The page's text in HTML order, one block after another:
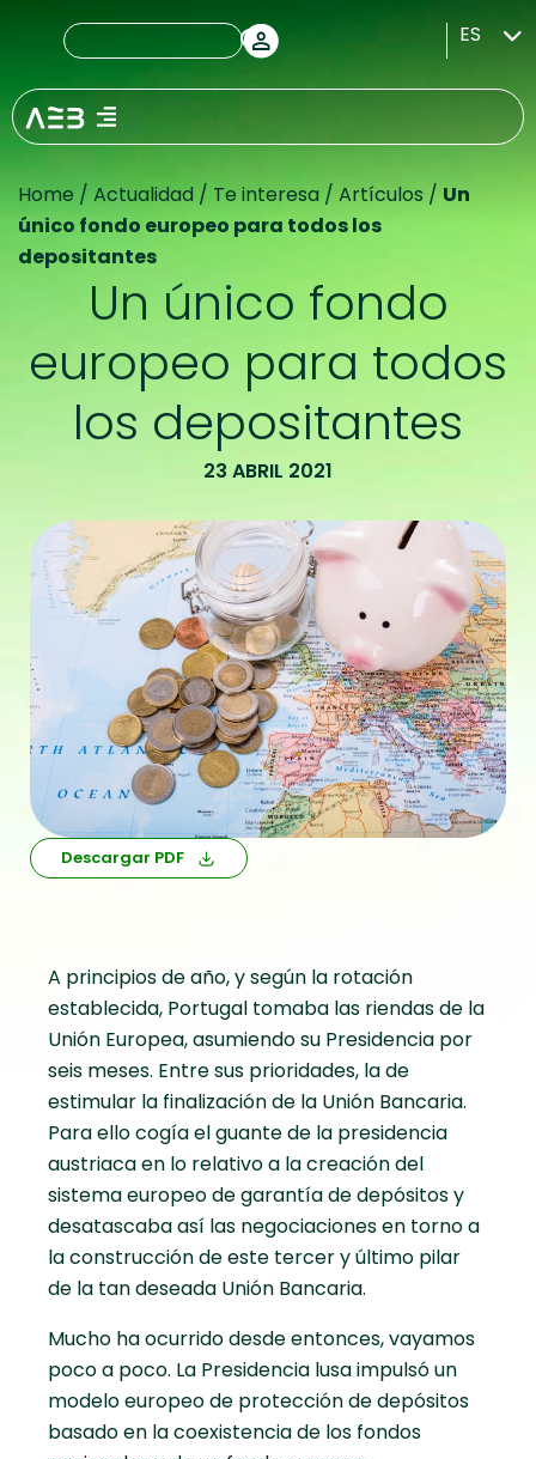
ES
Home / Actualidad / Te interesa / Artículos / Un
único fondo europeo para todos los
depositantes
Un único fondo
europeo para todos
los depositantes
23 ABRIL 2021
Descargar PDF
A principios de año, y según la rotación
establecida, Portugal tomaba las riendas de la
Unión Europea, asumiendo su Presidencia por
seis meses. Entre sus prioridades, la de
estimular la finalización de la Unión Bancaria.
Para ello cogía el guante de la presidencia
austriaca en lo relativo a la creación del
sistema europeo de garantía de depósitos y
desatascaba así las negociaciones en torno a
la construcción de este tercer y último pilar
de la tan deseada Unión Bancaria.
Mucho ha ocurrido desde entonces, vayamos
poco a poco. La Presidencia lusa impulsó un
modelo europeo de protección de depósitos
basado en la coexistencia de los fondos